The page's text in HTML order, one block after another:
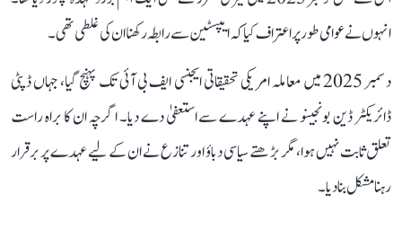
انہوں نے عوامی طور پر اعتراف کیا کہ ایپسٹین سے رابطہ رکھنا ان کی غلطی تھی۔
دسمبر 2025 میں معاملہ امریکی تحقیقاتی ایجنسی ایف بی آئی تک پہنچ گیا، جہاں ڈپٹی
ڈائریکٹر ڈین بونجینو نے اپنے عہدے سے استعفیٰ دے دیا۔ اگرچہ ان کا براہ راست
تعلق ثابت نہیں ہوا، مگر بڑھتے سیاسی دباؤ اور تنازع نے ان کے لیے عہدے پر برقرار
رہنا مشکل بنا دیا۔